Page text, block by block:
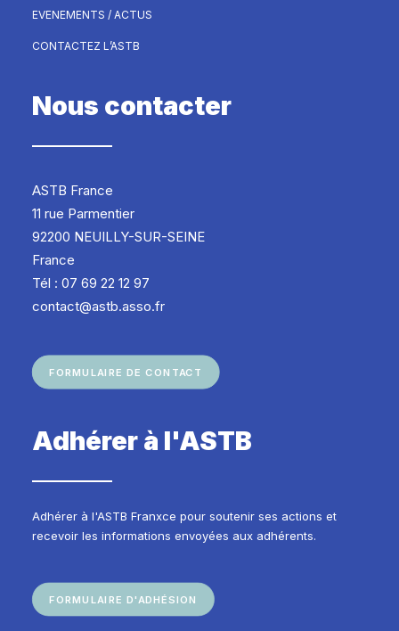
EVENEMENTS / ACTUS
CONTACTEZ L’ASTB
Nous contacter
ASTB France
11 rue Parmentier
92200 NEUILLY-SUR-SEINE
France
Tél : 07 69 22 12 97
contact@astb.asso.fr
FORMULAIRE DE CONTACT
Adhérer à l'ASTB
Adhérer à l'ASTB Franxce pour soutenir ses actions et
recevoir les informations envoyées aux adhérents.
FORMULAIRE D'ADHÉSION